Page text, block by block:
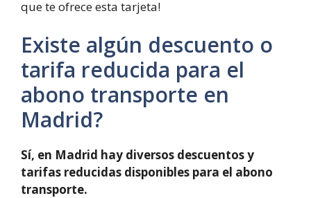
que te ofrece esta tarjeta!
Existe algún descuento o
tarifa reducida para el
abono transporte en
Madrid?
Sí, en Madrid hay diversos descuentos y
tarifas reducidas disponibles para el abono
transporte.